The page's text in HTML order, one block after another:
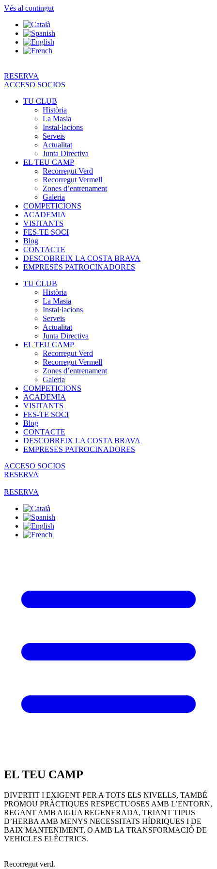
Vés al contingut
RESERVA
ACCESO SOCIOS
TU CLUB
Història
La Masia
Instal·lacions
Serveis
Actualitat
Junta Directiva
EL TEU CAMP
Recorregut Verd
Recorregut Vermell
Zones d’entrenament
Galeria
COMPETICIONS
ACADEMIA
VISITANTS
FES-TE SOCI
Blog
CONTACTE
DESCOBREIX LA COSTA BRAVA
EMPRESES PATROCINADORES
TU CLUB
Història
La Masia
Instal·lacions
Serveis
Actualitat
Junta Directiva
EL TEU CAMP
Recorregut Verd
Recorregut Vermell
Zones d’entrenament
Galeria
COMPETICIONS
ACADEMIA
VISITANTS
FES-TE SOCI
Blog
CONTACTE
DESCOBREIX LA COSTA BRAVA
EMPRESES PATROCINADORES
ACCESO SOCIOS
RESERVA
RESERVA
EL TEU CAMP
DIVERTIT I EXIGENT PER A TOTS ELS NIVELLS, TAMBÉ
PROMOU PRÀCTIQUES RESPECTUOSES AMB L’ENTORN,
REGANT AMB AIGUA REGENERADA, TRIANT TIPUS
D’HERBA AMB MENYS NECESSITATS HÍDRIQUES I DE
BAIX MANTENIMENT, O AMB LA TRANSFORMACIÓ DE
VEHICLES ELÈCTRICS.
Recorregut verd.